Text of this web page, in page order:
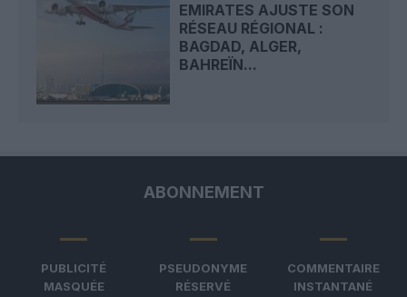
EMIRATES AJUSTE SON
RÉSEAU RÉGIONAL :
BAGDAD, ALGER,
BAHREÏN...
ABONNEMENT
PUBLICITÉ
MASQUÉE
PSEUDONYME
RÉSERVÉ
COMMENTAIRE
INSTANTANÉ